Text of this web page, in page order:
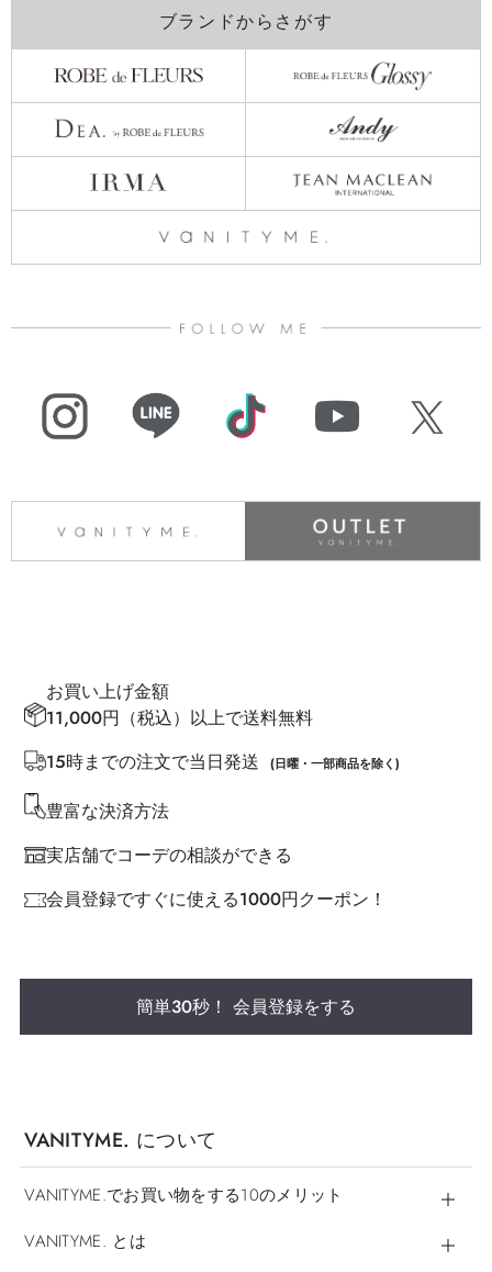
ブランドからさがす
お買い上げ金額
11,000円（税込）以上で送料無料
15時までの注文で当日発送
(日曜・一部商品を除く)
豊富な決済方法
実店舗でコーデの相談ができる
会員登録ですぐに使える1000円クーポン！
簡単30秒！ 会員登録をする
VANITYME. について
VANITYME.でお買い物をする10のメリット
VANITYME. とは